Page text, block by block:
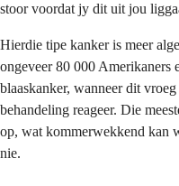
stoor voordat jy dit uit jou
Hierdie tipe kanker is meer
ongeveer 80 000 Amerikaners
blaaskanker, wanneer dit
behandeling reageer. Die
op, wat kommerwekkend kan
nie.